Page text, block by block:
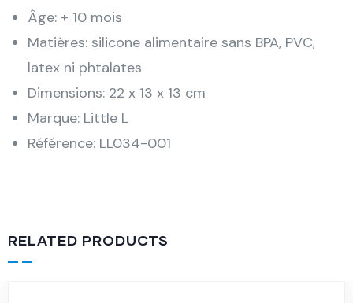
Âge: + 10 mois
Matières: silicone alimentaire sans BPA, PVC,
latex ni phtalates
Dimensions: 22 x 13 x 13 cm
Marque: Little L
Référence: LL034-001
RELATED PRODUCTS